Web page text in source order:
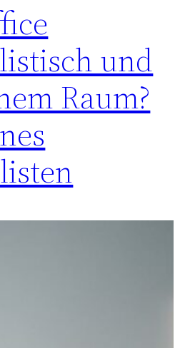
und
Raum?